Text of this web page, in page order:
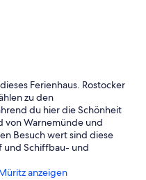
Ferienhaus. Rostocker
zu den
du hier die Schönheit
von Warnemünde und
Besuch wert sind diese
und Schiffbau- und
anzeigen